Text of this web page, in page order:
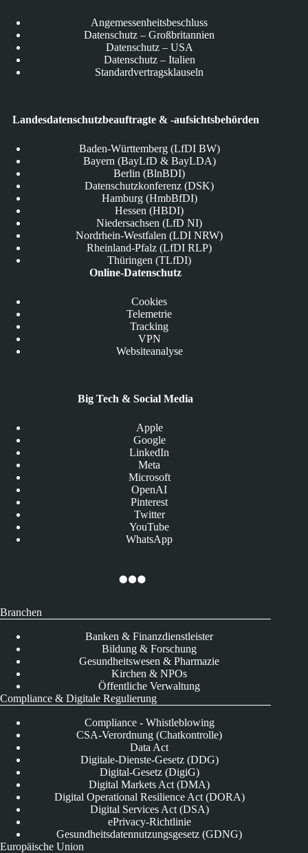
Angemessenheitsbeschluss
Datenschutz – Großbritannien
Datenschutz – USA
Datenschutz – Italien
Standardvertragsklauseln
Landesdatenschutzbeauftragte & -aufsichtsbehörden
Baden-Württemberg (LfDI BW)
Bayern (BayLfD & BayLDA)
Berlin (BlnBDI)
Datenschutzkonferenz (DSK)
Hamburg (HmbBfDI)
Hessen (HBDI)
Niedersachsen (LfD NI)
Nordrhein-Westfalen (LDI NRW)
Rheinland-Pfalz (LfDI RLP)
Thüringen (TLfDI)
Online-Datenschutz
Cookies
Telemetrie
Tracking
VPN
Websiteanalyse
Big Tech & Social Media
Apple
Google
LinkedIn
Meta
Microsoft
OpenAI
Pinterest
Twitter
YouTube
WhatsApp
Branchen
Banken & Finanzdienstleister
Bildung & Forschung
Gesundheitswesen & Pharmazie
Kirchen & NPOs
Öffentliche Verwaltung
Compliance & Digitale Regulierung
Compliance - Whistleblowing
CSA-Verordnung (Chatkontrolle)
Data Act
Digitale-Dienste-Gesetz (DDG)
Digital-Gesetz (DigiG)
Digital Markets Act (DMA)
Digital Operational Resilience Act (DORA)
Digital Services Act (DSA)
ePrivacy-Richtlinie
Gesundheitsdatennutzungsgesetz (GDNG)
Europäische Union